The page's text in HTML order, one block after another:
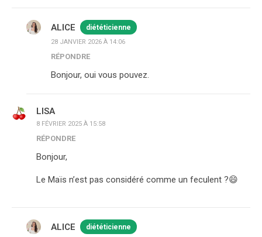
ALICE diététicienne
28 JANVIER 2026 À 14:06
RÉPONDRE
Bonjour, oui vous pouvez.
LISA
8 FÉVRIER 2025 À 15:58
RÉPONDRE
Bonjour,
Le Maïs n’est pas considéré comme un feculent ?😄
ALICE diététicienne